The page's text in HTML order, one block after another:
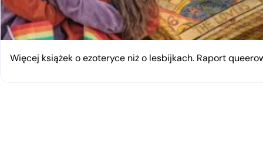
Więcej książek o ezoteryce niż o lesbijkach. Raport